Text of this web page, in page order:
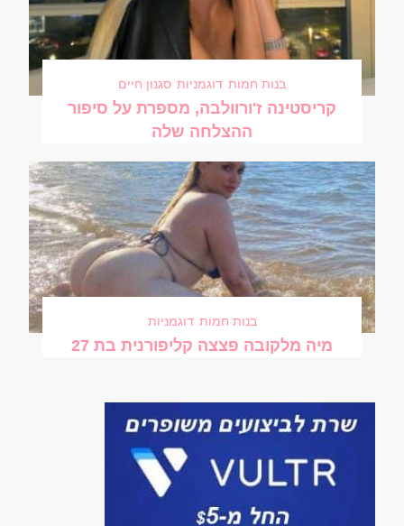
בנות חמות דוגמניות סגנון חיים
קריסטינה ז'ורוולבה, מספרת על סיפור
ההצלחה שלה
בנות חמות דוגמניות
מיה מלקובה פצצה קליפורנית בת 27